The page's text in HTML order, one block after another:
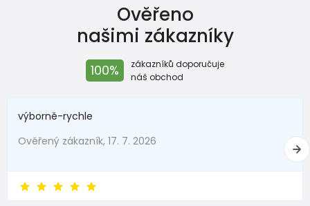
Klikněte na červený anglicky psaný text níže a otevře se vám
nové okno s přesným výpočtem velikosti obuvi.
Objednejte si tuto velikost - ta je správná
(výpočet je i s nadměrkem)
Jak postupovat při měření:
Změřte nohu Vašeho dítěte na tvrdší papírové podložce
Ověřeno
našimi zákazníky
100%
zákazníků doporučuje
náš obchod
výborně-rychle
Ověřený zákazník, 17. 7. 2026